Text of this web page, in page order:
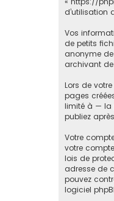
d’utilisation
Vos
de petits
anonyme
archivant
Lors de
pages
limité à — la
publiez
Votre
votre
lois de
adresse de
pouvez
logiciel